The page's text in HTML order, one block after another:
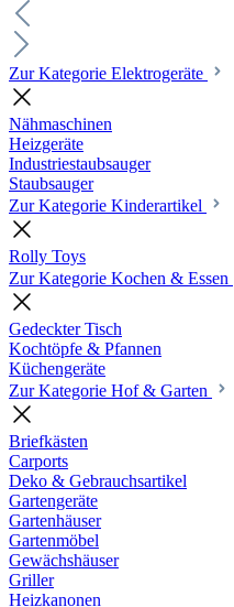
Zur Kategorie Elektrogeräte
Nähmaschinen
Heizgeräte
Industriestaubsauger
Staubsauger
Zur Kategorie Kinderartikel
Rolly Toys
Zur Kategorie Kochen & Essen
Gedeckter Tisch
Kochtöpfe & Pfannen
Küchengeräte
Zur Kategorie Hof & Garten
Briefkästen
Carports
Deko & Gebrauchsartikel
Gartengeräte
Gartenhäuser
Gartenmöbel
Gewächshäuser
Griller
Heizkanonen